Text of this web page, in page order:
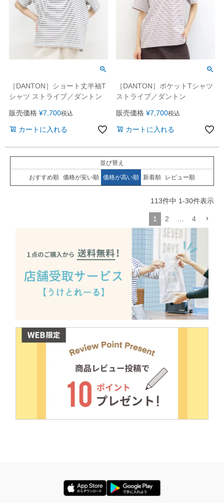
［DANTON］ショート丈半袖T
シャツ ストライプ／ダントン
販売価格 ¥7,700税込
カートに入れる
［DANTON］ポケットTシャツ
ストライプ／ダントン
販売価格 ¥7,700税込
カートに入れる
並び替え
おすすめ順 価格が安い順 価格が高い順 新着順 レビュー順
113件中 1-30件表示
1 2 4